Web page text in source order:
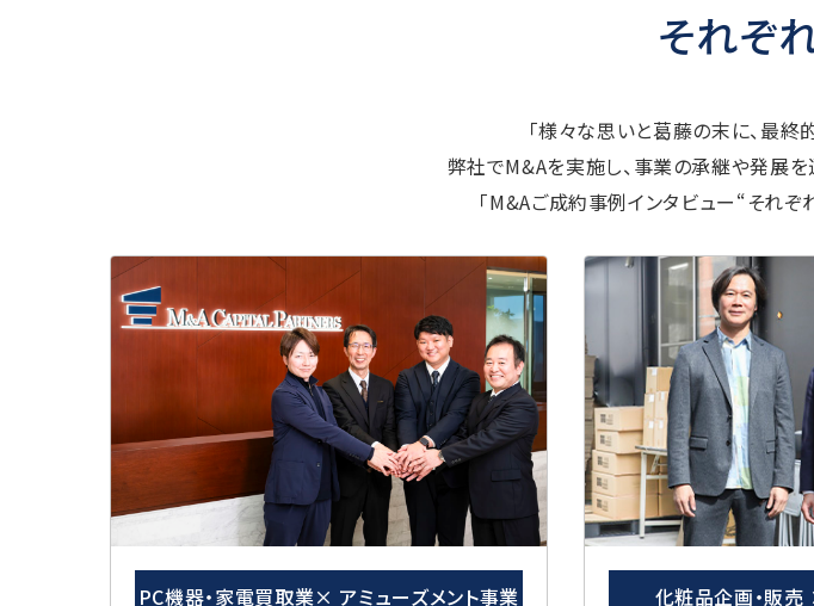
それぞ
「様々な思いと葛藤の末に、最終
弊社でM&Aを実施し、事業の承継や発展
「M&Aご成約事例インタビュー“それぞ
PC機器・家電買取業× アミューズメント事業 化粧品企画・販